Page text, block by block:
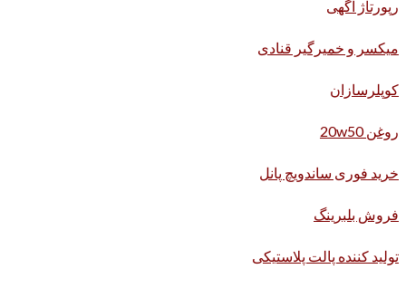
رپورتاژ آگهی
میکسر و خمیرگیر قنادی
کوپلرسازان
روغن 20w50
خرید فوری ساندویچ پانل
فروش بلبرینگ
تولید کننده پالت پلاستیکی